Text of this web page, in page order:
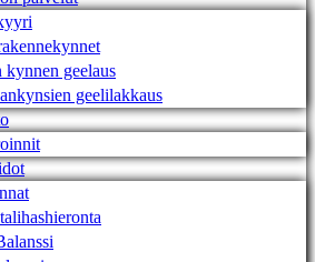
kynnen geelaus
geelilakkaus